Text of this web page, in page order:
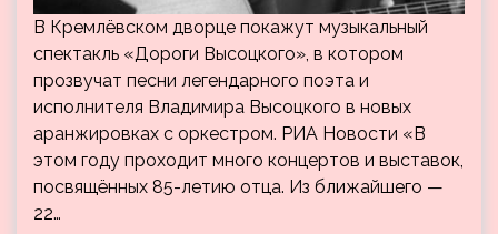
В Кремлёвском дворце покажут музыкальный
спектакль «Дороги Высоцкого», в котором
прозвучат песни легендарного поэта и
исполнителя Владимира Высоцкого в новых
аранжировках с оркестром. РИА Новости «В
этом году проходит много концертов и выставок,
посвящённых 85-летию отца. Из ближайшего —
22…